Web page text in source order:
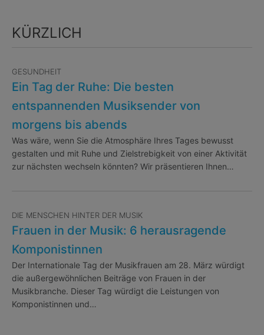
KÜRZLICH
GESUNDHEIT
Ein Tag der Ruhe: Die besten
entspannenden Musiksender von
morgens bis abends
Was wäre, wenn Sie die Atmosphäre Ihres Tages bewusst
gestalten und mit Ruhe und Zielstrebigkeit von einer Aktivität
zur nächsten wechseln könnten? Wir präsentieren Ihnen…
DIE MENSCHEN HINTER DER MUSIK
Frauen in der Musik: 6 herausragende
Komponistinnen
Der Internationale Tag der Musikfrauen am 28. März würdigt
die außergewöhnlichen Beiträge von Frauen in der
Musikbranche. Dieser Tag würdigt die Leistungen von
Komponistinnen und…